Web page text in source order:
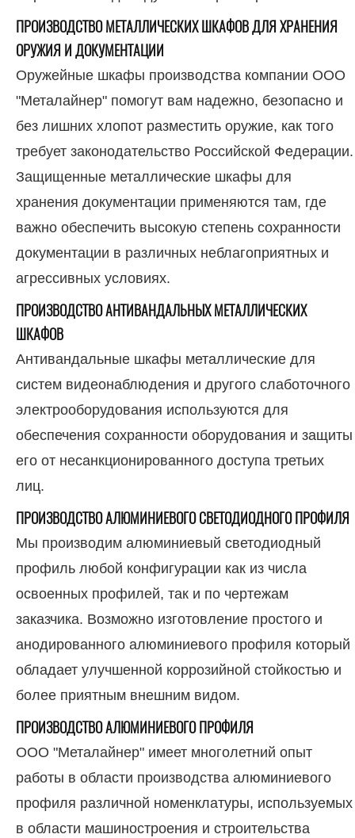
ПРОИЗВОДСТВО МЕТАЛЛИЧЕСКИХ ШКАФОВ ДЛЯ ХРАНЕНИЯ
ОРУЖИЯ И ДОКУМЕНТАЦИИ
Оружейные шкафы производства компании ООО
"Металайнер" помогут вам надежно, безопасно и
без лишних хлопот разместить оружие, как того
требует законодательство Российской Федерации.
Защищенные металлические шкафы для
хранения документации применяются там, где
важно обеспечить высокую степень сохранности
документации в различных неблагоприятных и
агрессивных условиях.
ПРОИЗВОДСТВО АНТИВАНДАЛЬНЫХ МЕТАЛЛИЧЕСКИХ
ШКАФОВ
Антивандальные шкафы металлические для
систем видеонаблюдения и другого слаботочного
электрооборудования используются для
обеспечения сохранности оборудования и защиты
его от несанкционированного доступа третьих
лиц.
ПРОИЗВОДСТВО АЛЮМИНИЕВОГО СВЕТОДИОДНОГО ПРОФИЛЯ
Мы производим алюминиевый светодиодный
профиль любой конфигурации как из числа
освоенных профилей, так и по чертежам
заказчика. Возможно изготовление простого и
анодированного алюминиевого профиля который
обладает улучшенной коррозийной стойкостью и
более приятным внешним видом.
ПРОИЗВОДСТВО АЛЮМИНИЕВОГО ПРОФИЛЯ
ООО "Металайнер" имеет многолетний опыт
работы в области производства алюминиевого
профиля различной номенклатуры, используемых
в области машиностроения и строительства